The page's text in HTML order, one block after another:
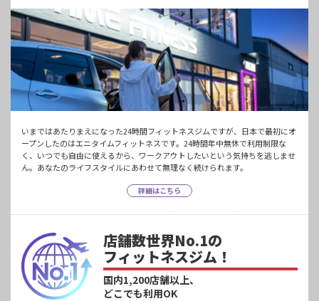
いまではあたりまえになった24時間フィットネスジムですが、日本で最初にオ
ープンしたのはエニタイムフィットネスです。24時間年中無休で利用制限な
く、いつでも自由に使えるから、ワークアウトしたいという気持ちを逃しませ
ん。あなたのライフスタイルにあわせて無理なく続けられます。
詳細はこちら
店舗数世界No.1の
フィットネスジム！
国内1,200店舗以上、
どこでも利用OK